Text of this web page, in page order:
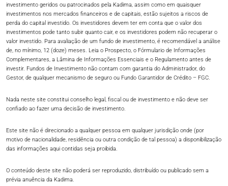
investimento geridos ou patrocinados pela Kadima, assim como em quaisquer
investimentos nos mercados financeiros e de capitais, estão sujeitos a riscos de
perda do capital investido. Os investidores devem ter em conta que o valor dos
investimentos pode tanto subir quanto cair, e os investidores podem não recuperar o
valor investido. Para avaliação de um fundo de investimento, é recomendável a análise
de, no mínimo, 12 (doze) meses. Leia o Prospecto, o Fórmulario de Informações
Complementares, a Lâmina de Informações Essenciais e o Regulamento antes de
investir. Fundos de Investimento não contam com garantia do Administrador, do
Gestor, de qualquer mecanismo de seguro ou Fundo Garantidor de Crédito – FGC.​
Nada neste site constitui conselho legal, fiscal ou de investimento e não deve ser
confiado ao fazer uma decisão de investimento.​
Este site não é direcionado a qualquer pessoa em qualquer jurisdição onde (por
motivo de nacionalidade, residência ou outra condição de tal pessoa) a disponibilização
das informações aqui contidas seja proibida.​
O conteúdo deste site não poderá ser reproduzido, distribuído ou publicado sem a
prévia anuência da Kadima.